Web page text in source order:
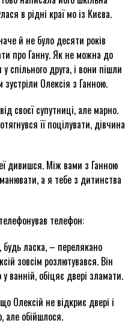
в рідні краї мо із Києва.
й не було десяти років
про Ганну. Як не можна до
спільного друга, і вони пішли
Олексія з Ганною.
своєї супутниці, але марно.
її поцілувати, дівчина
дивишся. Між вами з Ганною
а я тебе з дитинства
телефон:
ласка, – перелякано
зовсім розлютувався. Він
ванній, обіцяє двері зламати.
Олексій не відкриє двері і
але обійшлося.